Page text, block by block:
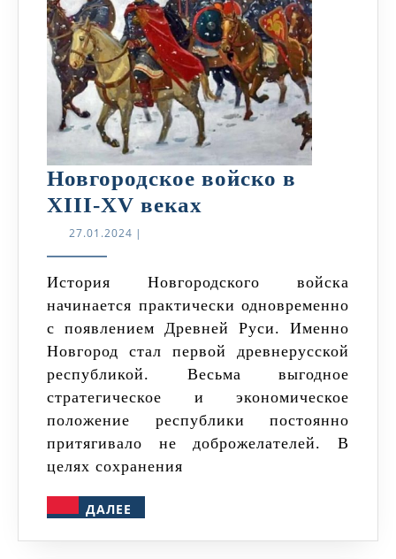
Новгородское войско в
XIII-XV веках
XIII-
XV
веках
27.01.2024 27.01.2024
|
История Новгородского войска
начинается практически одновременно
с появлением Древней Руси. Именно
Новгород стал первой древнерусской
республикой. Весьма выгодное
стратегическое и экономическое
положение республики постоянно
притягивало не доброжелателей. В
целях сохранения
ДАЛЕЕ